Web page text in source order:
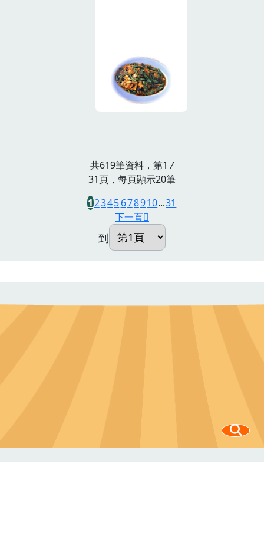
共619筆資料，第1 /
31頁，每頁顯示20筆
12345678910...31
下一頁
到